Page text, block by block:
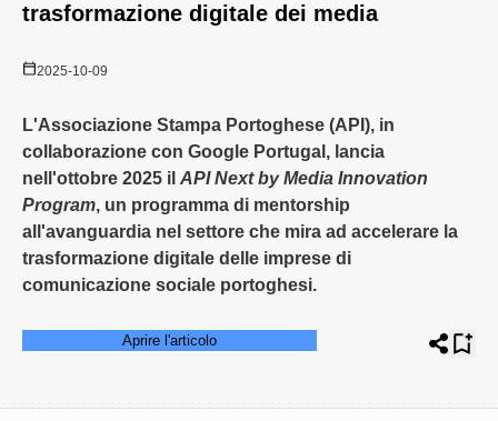
trasformazione digitale dei media
2025-10-09
L'Associazione Stampa Portoghese (API), in
collaborazione con Google Portugal, lancia
nell'ottobre 2025 il API Next by Media Innovation
Program, un programma di mentorship
all'avanguardia nel settore che mira ad accelerare la
trasformazione digitale delle imprese di
comunicazione sociale portoghesi.
Aprire l'articolo